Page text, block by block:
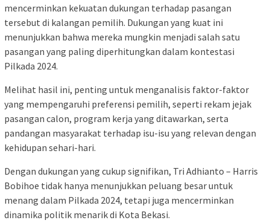
mencerminkan kekuatan dukungan terhadap pasangan
tersebut di kalangan pemilih. Dukungan yang kuat ini
menunjukkan bahwa mereka mungkin menjadi salah satu
pasangan yang paling diperhitungkan dalam kontestasi
Pilkada 2024.
Melihat hasil ini, penting untuk menganalisis faktor-faktor
yang mempengaruhi preferensi pemilih, seperti rekam jejak
pasangan calon, program kerja yang ditawarkan, serta
pandangan masyarakat terhadap isu-isu yang relevan dengan
kehidupan sehari-hari.
Dengan dukungan yang cukup signifikan, Tri Adhianto – Harris
Bobihoe tidak hanya menunjukkan peluang besar untuk
menang dalam Pilkada 2024, tetapi juga mencerminkan
dinamika politik menarik di Kota Bekasi.